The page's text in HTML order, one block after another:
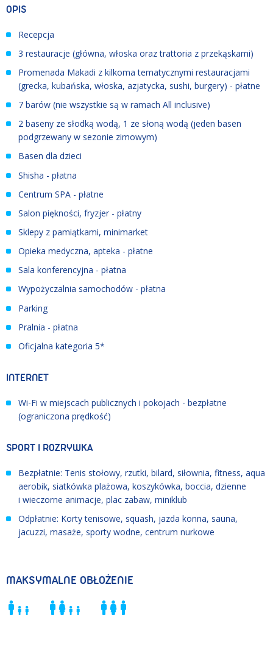
OPIS
Recepcja
3 restauracje (główna, włoska oraz trattoria z przekąskami)
Promenada Makadi z kilkoma tematycznymi restauracjami
(grecka, kubańska, włoska, azjatycka, sushi, burgery) - płatne
7 barów (nie wszystkie są w ramach All inclusive)
2 baseny ze słodką wodą, 1 ze słoną wodą (jeden basen
podgrzewany w sezonie zimowym)
Basen dla dzieci
Shisha - płatna
Centrum SPA - płatne
Salon piękności, fryzjer - płatny
Sklepy z pamiątkami, minimarket
Opieka medyczna, apteka - płatne
Sala konferencyjna - płatna
Wypożyczalnia samochodów - płatna
Parking
Pralnia - płatna
Oficjalna kategoria 5*
INTERNET
Wi-Fi w miejscach publicznych i pokojach - bezpłatne
(ograniczona prędkość)
SPORT I ROZRYWKA
Bezpłatnie: Tenis stołowy, rzutki, bilard, siłownia, fitness, aqua
aerobik, siatkówka plażowa, koszykówka, boccia, dzienne
i wieczorne animacje, plac zabaw, miniklub
Odpłatnie: Korty tenisowe, squash, jazda konna, sauna,
jacuzzi, masaże, sporty wodne, centrum nurkowe
MAKSYMALNE OBŁOŻENIE